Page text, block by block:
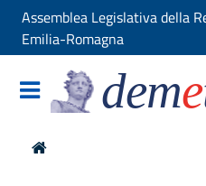
Assemblea Legislativa della
Emilia-Romagna
deme